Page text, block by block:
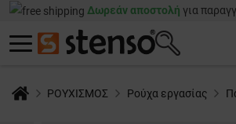
Δωρεάν αποστολή για
ΡΟΥΧΙΣΜΟΣ Ρούχα εργασίας